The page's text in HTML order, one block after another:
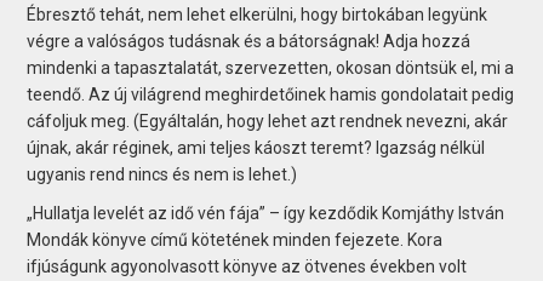
Ébresztő tehát, nem lehet elkerülni, hogy birtokában legyünk
végre a valóságos tudásnak és a bátorságnak! Adja hozzá
mindenki a tapasztalatát, szervezetten, okosan döntsük el, mi a
teendő. Az új világrend meghirdetőinek hamis gondolatait pedig
cáfoljuk meg. (Egyáltalán, hogy lehet azt rendnek nevezni, akár
újnak, akár réginek, ami teljes káoszt teremt? Igazság nélkül
ugyanis rend nincs és nem is lehet.)
„Hullatja levelét az idő vén fája” – így kezdődik Komjáthy István
Mondák könyve című kötetének minden fejezete. Kora
ifjúságunk agyonolvasott könyve az ötvenes években volt